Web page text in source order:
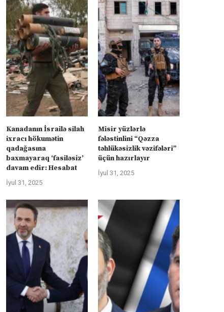
Kanadanın İsrailə silah
ixracı hökumətin
qadağasına
baxmayaraq ‘fasiləsiz’
davam edir: Hesabat
İyul 31, 2025
Misir yüzlərlə
fələstinlini “Qəzza
təhlükəsizlik vəzifələri”
üçün hazırlayır
İyul 31, 2025